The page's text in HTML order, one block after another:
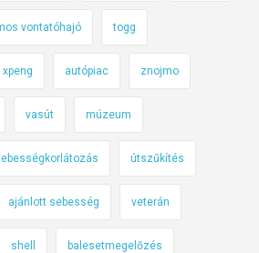
vontatóhajó togg
xpeng autópiac znojmo
vasút múzeum
útszűkítés
ajánlott sebesség veterán
shell balesetmegelőzés